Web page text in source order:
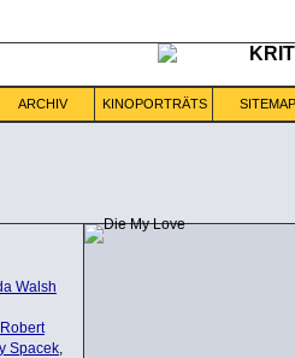
ARCHIV KINOPORTRÄTS SITEMAP
Walsh
Robert
Spacek,